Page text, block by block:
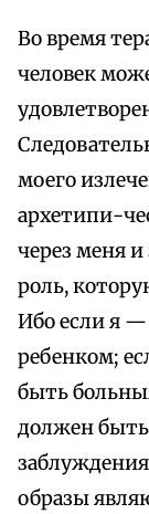
Во время
человек
моего
архетипи-
через меня
роль,
Ибо если я
ребенком;
быть
должен
образы